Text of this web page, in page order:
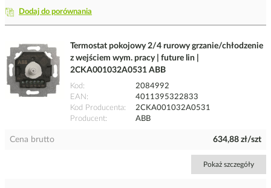
Dodaj do porównania
Termostat pokojowy 2/4 rurowy grzanie/chłodzenie
z wejściem wym. pracy | future lin |
2CKA001032A0531 ABB
Kod
2084992
EAN
4011395322833
Kod Producenta
2CKA001032A0531
Producent
ABB
Cena brutto 634,88 zł/szt
Pokaż szczegóły